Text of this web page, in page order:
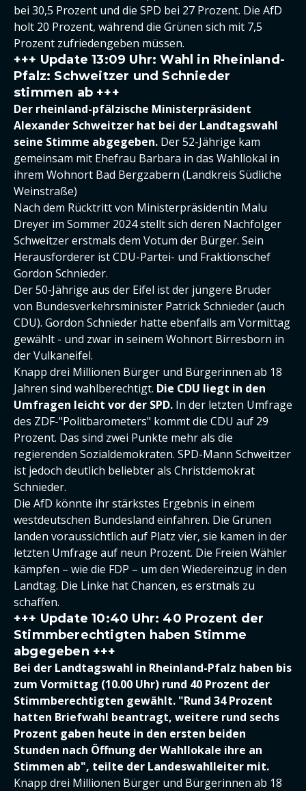
bei 30,5 Prozent und die SPD bei 27 Prozent. Die AfD
holt 20 Prozent, während die Grünen sich mit 7,5
Prozent zufriedengeben müssen.
+++ Update 13:09 Uhr: Wahl in Rheinland-
Pfalz: Schweitzer und Schnieder
stimmen ab +++
Der rheinland-pfälzische Ministerpräsident
Alexander Schweitzer hat bei der Landtagswahl
seine Stimme abgegeben. Der 52-Jährige kam
gemeinsam mit Ehefrau Barbara in das Wahllokal in
ihrem Wohnort Bad Bergzabern (Landkreis Südliche
Weinstraße)
Nach dem Rücktritt von Ministerpräsidentin Malu
Dreyer im Sommer 2024 stellt sich deren Nachfolger
Schweitzer erstmals dem Votum der Bürger. Sein
Herausforderer ist CDU-Partei- und Fraktionschef
Gordon Schnieder.
Der 50-Jährige aus der Eifel ist der jüngere Bruder
von Bundesverkehrsminister Patrick Schnieder (auch
CDU). Gordon Schnieder hatte ebenfalls am Vormittag
gewählt - und zwar in seinem Wohnort Birresborn in
der Vulkaneifel.
Knapp drei Millionen Bürger und Bürgerinnen ab 18
Jahren sind wahlberechtigt. Die CDU liegt in den
Umfragen leicht vor der SPD. In der letzten Umfrage
des ZDF-"Politbarometers" kommt die CDU auf 29
Prozent. Das sind zwei Punkte mehr als die
regierenden Sozialdemokraten. SPD-Mann Schweitzer
ist jedoch deutlich beliebter als Christdemokrat
Schnieder.
Die AfD könnte ihr stärkstes Ergebnis in einem
westdeutschen Bundesland einfahren. Die Grünen
landen voraussichtlich auf Platz vier, sie kamen in der
letzten Umfrage auf neun Prozent. Die Freien Wähler
kämpfen – wie die FDP – um den Wiedereinzug in den
Landtag. Die Linke hat Chancen, es erstmals zu
schaffen.
+++ Update 10:40 Uhr: 40 Prozent der
Stimmberechtigten haben Stimme
abgegeben +++
Bei der Landtagswahl in Rheinland-Pfalz haben bis
zum Vormittag (10.00 Uhr) rund 40 Prozent der
Stimmberechtigten gewählt. "Rund 34 Prozent
hatten Briefwahl beantragt, weitere rund sechs
Prozent gaben heute in den ersten beiden
Stunden nach Öffnung der Wahllokale ihre an
Stimmen ab", teilte der Landeswahlleiter mit.
Knapp drei Millionen Bürger und Bürgerinnen ab 18